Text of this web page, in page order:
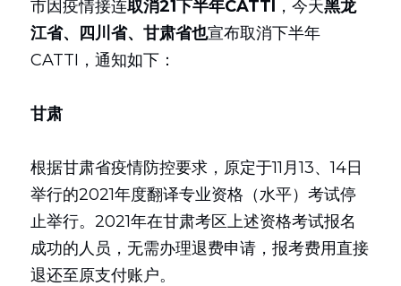
市因疫情接连取消21下半年CATTI ，今天黑龙
江省、四川省、甘肃省也宣布取消下半年
CATTI，通知如下：
甘肃
根据甘肃省疫情防控要求，原定于11月13、14日
举行的2021年度翻译专业资格（水平）考试停
止举行。2021年在甘肃考区上述资格考试报名
成功的人员，无需办理退费申请，报考费用直接
退还至原支付账户。